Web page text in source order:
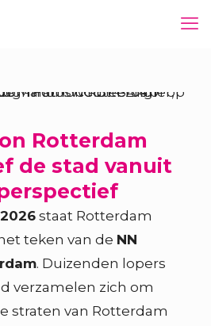
Rotterdam
de stad vanuit
staat Rotterdam
teken van de NN
. Duizenden lopers
verzamelen zich om
straten van Rotterdam